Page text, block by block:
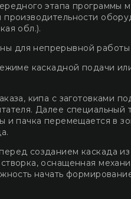
этапа программы
обл.).
для непрерывной
каскадной подачи
кипа с заготовками
Далее специальный
и пачка перемещается в
созданием каскада из
оснащенная
начать